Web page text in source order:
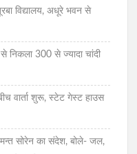
विद्यालय, अधूरे भवन से
निकला 300 से ज्यादा चांदी
वार्ता शुरू, स्टेट गेस्ट हाउस
सोरेन का संदेश, बोले- जल,